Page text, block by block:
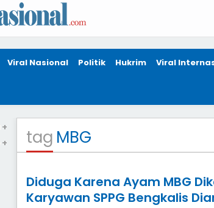
Viral Nasional Politik Hukrim Viral
tag MBG
Diduga Karena Ayam MBG
Karyawan SPPG Bengkalis
+
+